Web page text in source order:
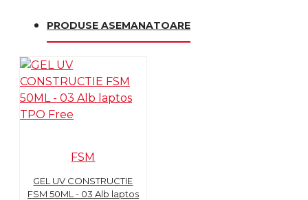
PRODUSE ASEMANATOARE
FSM
GEL UV CONSTRUCTIE
FSM 50ML - 03 Alb laptos